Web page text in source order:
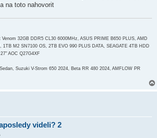
na toto nahovorit
32GB DDR5 CL30 6000MHz, ASUS PRIME B650 PLUS, AMD
M2 SN7100 OS, 2TB EVO 990 PLUS DATA, SEAGATE 4TB HDD
AOC Q27G4XF
Suzuki V-Strom 650 2024, Beta RR 480 2024, AMFLOW PR
videli? 2